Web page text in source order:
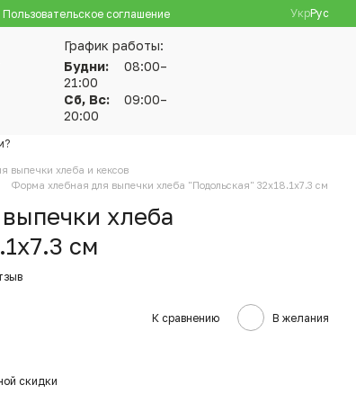
Пользовательское соглашение УкрРус
График работы:
Будни:
08:00–
21:00
Сб, Вс:
09:00–
20:00
выпечки хлеба и кексов
Форма хлебная для выпечки хлеба "Подольская" 32x18.1x7.3 см
хлеба
см
К сравнению В желания
скидки